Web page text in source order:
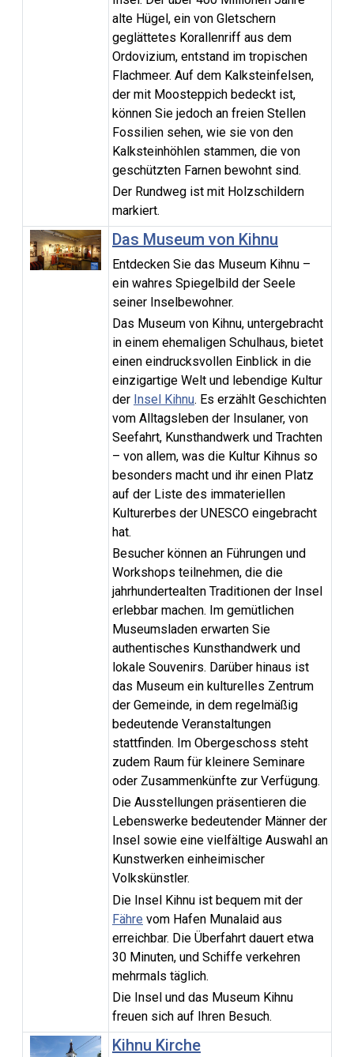
alte Hügel, ein von Gletschern
geglättetes Korallenriff aus dem
Ordovizium, entstand im tropischen
Flachmeer. Auf dem Kalksteinfelsen,
der mit Moosteppich bedeckt ist,
können Sie jedoch an freien Stellen
Fossilien sehen, wie sie von den
Kalksteinhöhlen stammen, die von
geschützten Farnen bewohnt sind.
Der Rundweg ist mit Holzschildern
markiert.
Das Museum von Kihnu
Entdecken Sie das Museum Kihnu –
ein wahres Spiegelbild der Seele
seiner Inselbewohner.
Das Museum von Kihnu, untergebracht
in einem ehemaligen Schulhaus, bietet
einen eindrucksvollen Einblick in die
einzigartige Welt und lebendige Kultur
der Insel Kihnu. Es erzählt Geschichten
vom Alltagsleben der Insulaner, von
Seefahrt, Kunsthandwerk und Trachten
– von allem, was die Kultur Kihnus so
besonders macht und ihr einen Platz
auf der Liste des immateriellen
Kulturerbes der UNESCO eingebracht
hat.
Besucher können an Führungen und
Workshops teilnehmen, die die
jahrhundertealten Traditionen der Insel
erlebbar machen. Im gemütlichen
Museumsladen erwarten Sie
authentisches Kunsthandwerk und
lokale Souvenirs. Darüber hinaus ist
das Museum ein kulturelles Zentrum
der Gemeinde, in dem regelmäßig
bedeutende Veranstaltungen
stattfinden. Im Obergeschoss steht
zudem Raum für kleinere Seminare
oder Zusammenkünfte zur Verfügung.
Die Ausstellungen präsentieren die
Lebenswerke bedeutender Männer der
Insel sowie eine vielfältige Auswahl an
Kunstwerken einheimischer
Volkskünstler.
Die Insel Kihnu ist bequem mit der
Fähre vom Hafen Munalaid aus
erreichbar. Die Überfahrt dauert etwa
30 Minuten, und Schiffe verkehren
mehrmals täglich.
Die Insel und das Museum Kihnu
freuen sich auf Ihren Besuch.
Kihnu Kirche